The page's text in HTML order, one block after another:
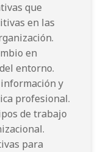
que
en las
en
entorno.
y
profesional.
de trabajo
para